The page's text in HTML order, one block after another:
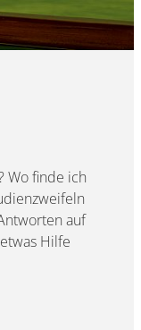
Wo finde ich
auf
Hilfe